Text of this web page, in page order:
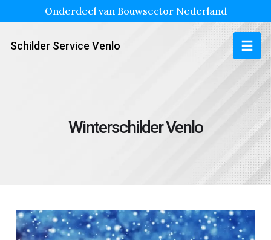
Onderdeel van Bouwsector Nederland
Schilder Service Venlo
Winterschilder Venlo